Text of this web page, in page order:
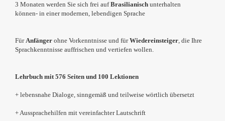
3 Monaten werden Sie sich frei aufBrasilianisch unterhalten
können- in einer modernen, lebendigen Sprache
FürAnfänger ohne Vorkenntnisse und fürWiedereinsteiger, die Ihre
Sprachkenntnisse auffrischen und vertiefen wollen.
Lehrbuch mit 576 Seiten und 100 Lektionen
+ lebensnahe Dialoge, sinngemäß und teilweise wörtlich übersetzt
+ Aussprachehilfen mit vereinfachter Lautschrift